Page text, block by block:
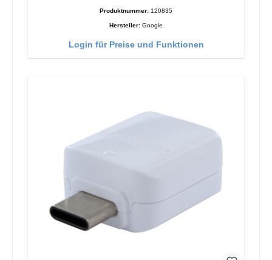
Produktnummer: 120835
Hersteller: Google
Login für Preise und Funktionen